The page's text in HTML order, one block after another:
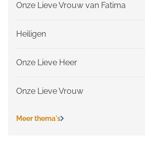
Onze Lieve Vrouw van Fatima
Heiligen
Onze Lieve Heer
Onze Lieve Vrouw
Meer thema's